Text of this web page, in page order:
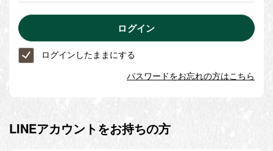
ログインしたままにする
パスワードをお忘れの方はこちら
LINEアカウントをお持ちの方